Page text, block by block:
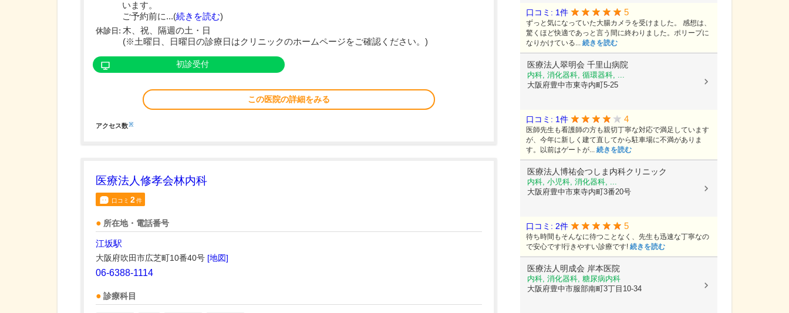
います。
ご予約前に...(続きを読む)
休診日: 木、祝、隔週の土・日
(※土曜日、日曜日の診療日はクリニックのホームページをご確認ください。)
初診受付
この医院の詳細をみる
アクセス数※
医療法人修孝会林内科
口コミ 2件
所在地・電話番号
江坂駅
大阪府吹田市広芝町10番40号 [地図]
06-6388-1114
診療科目
口コミ: 1件 5
ずっと気になっていた大腸カメラを受けました。 感想は、
驚くほど快適であっと言う間に終わりました。ポリープに
なりかけている... 続きを読む
医療法人翠明会 千里山病院
内科, 消化器科, 循環器科, ...
大阪府豊中市東寺内町5-25
口コミ: 1件 4
医師先生も看護師の方も親切丁寧な対応で満足しています
が、今年に新しく建て直してから駐車場に不満がありま
す。以前はゲートが... 続きを読む
医療法人博祐会つしま内科クリニック
内科, 小児科, 消化器科, ...
大阪府豊中市東寺内町3番20号
口コミ: 2件 5
待ち時間もそんなに待つことなく、先生も迅速な丁寧なの
で安心です!行きやすい診療です! 続きを読む
医療法人明成会 岸本医院
内科, 消化器科, 糖尿病内科
大阪府豊中市服部南町3丁目10-34